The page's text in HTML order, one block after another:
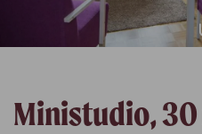
Ministudio,30